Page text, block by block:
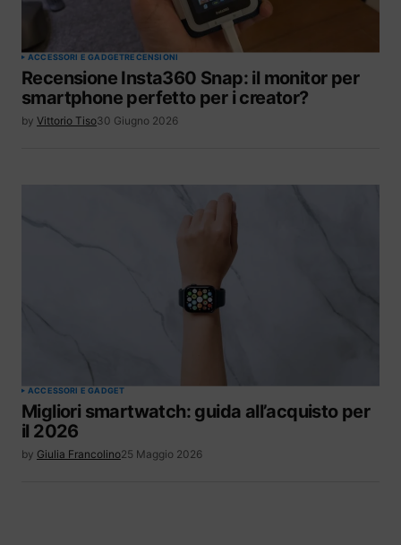
ACCESSORI E GADGETRECENSIONI
Recensione Insta360 Snap: il monitor per
smartphone perfetto per i creator?
by Vittorio Tiso30 Giugno 2026
ACCESSORI E GADGET
Migliori smartwatch: guida all’acquisto per
il 2026
by Giulia Francolino25 Maggio 2026